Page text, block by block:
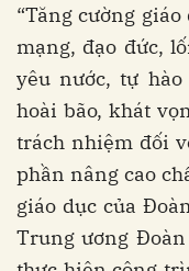
“Tăng cường
mạng, đạo đức,
yêu nước, tự
hoài bão, khát
trách nhiệm đối
phần nâng cao
giáo dục của
Trung ương